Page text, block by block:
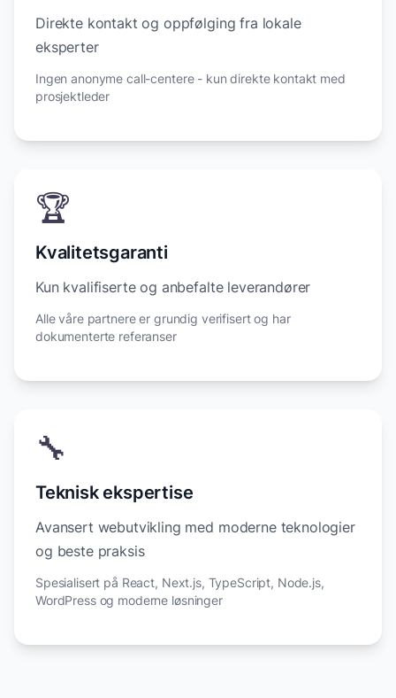
Direkte kontakt og oppfølging fra lokale
eksperter
Ingen anonyme call-centere - kun direkte kontakt med
prosjektleder
🏆
Kvalitetsgaranti
Kun kvalifiserte og anbefalte leverandører
Alle våre partnere er grundig verifisert og har
dokumenterte referanser
🔧
Teknisk ekspertise
Avansert webutvikling med moderne teknologier
og beste praksis
Spesialisert på React, Next.js, TypeScript, Node.js,
WordPress og moderne løsninger